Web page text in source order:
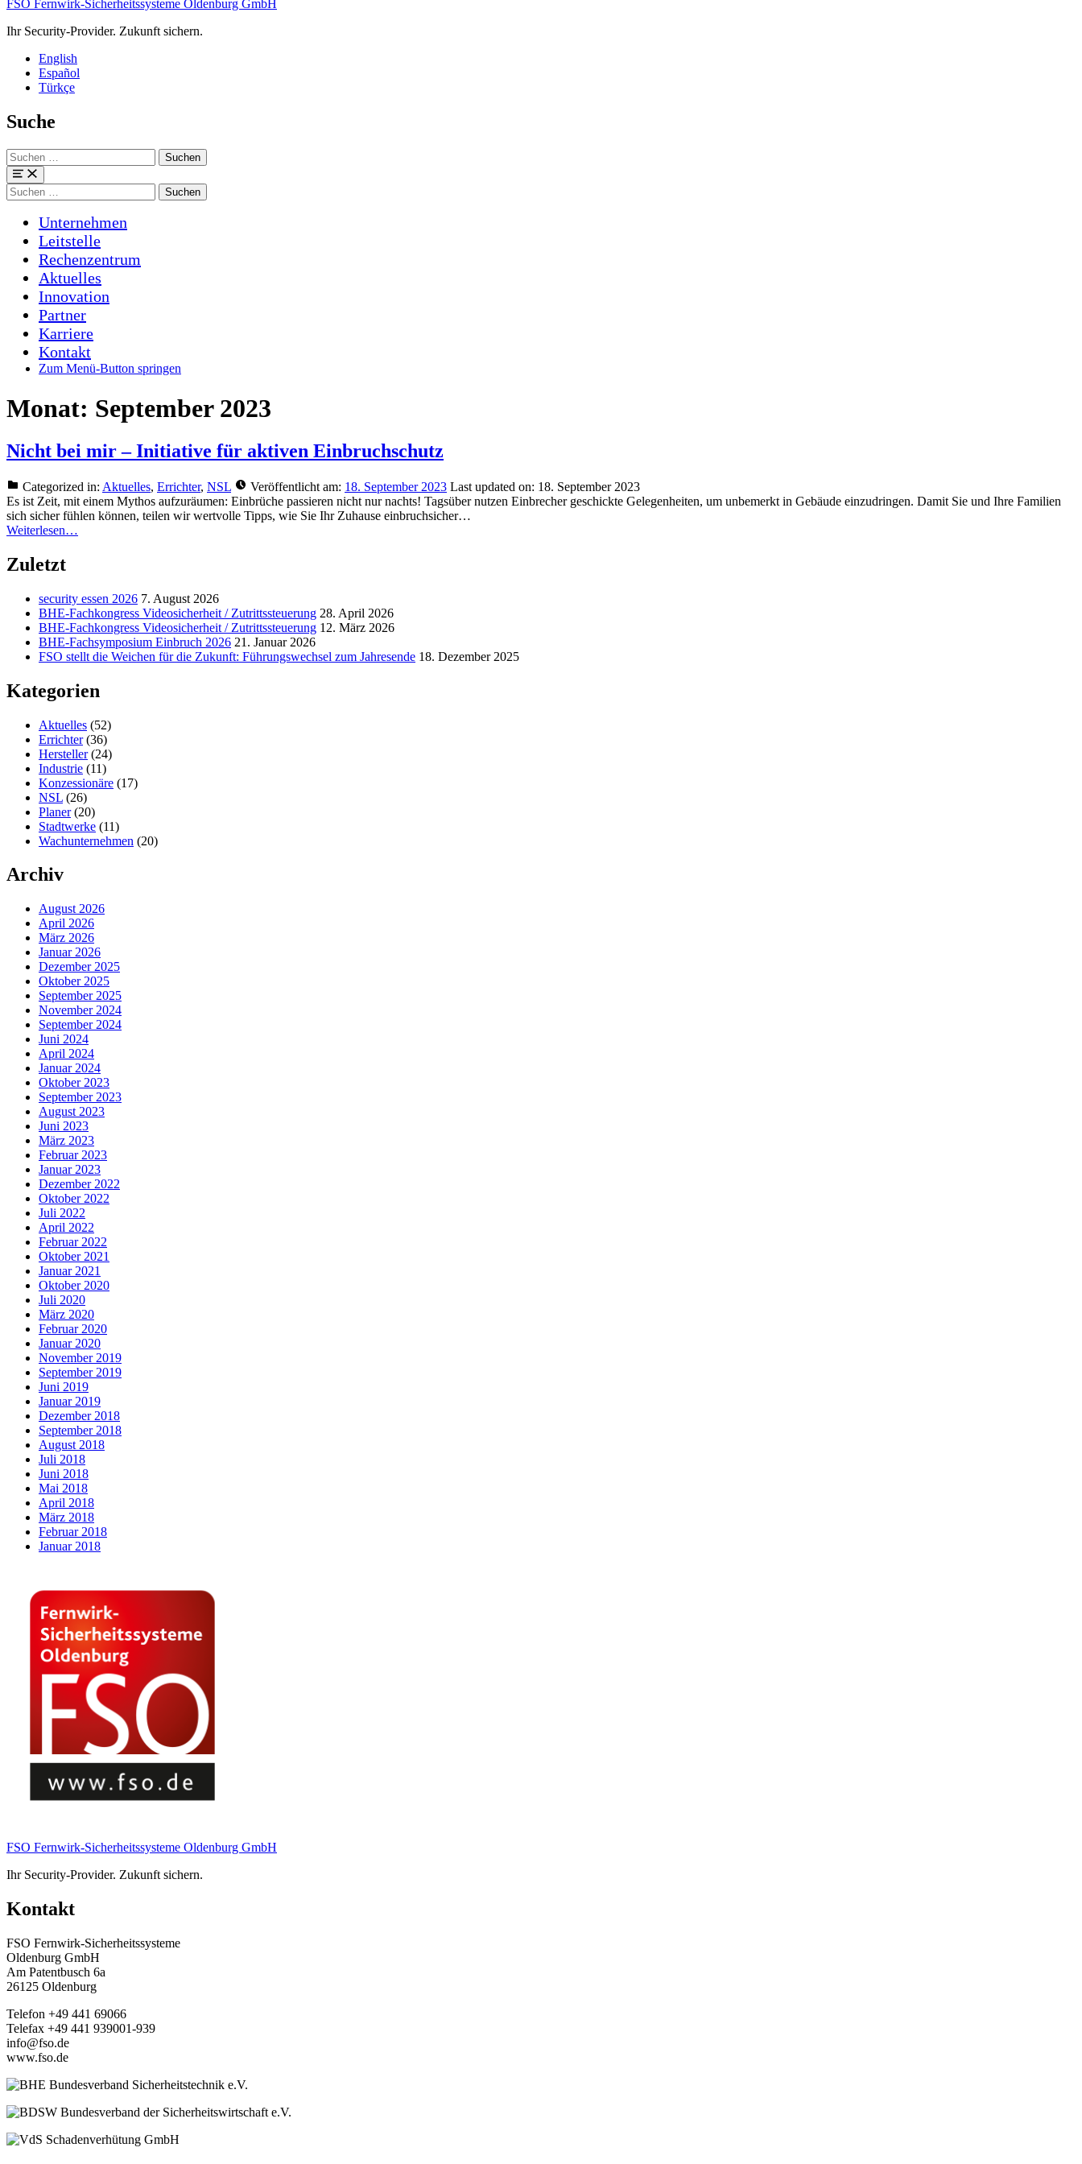
FSO Fernwirk-Sicherheitssysteme Oldenburg GmbH
Ihr Security-Provider. Zukunft sichern.
English
Español
Türkçe
Suche
Suchen
nach:
Menü
Suchen
nach:
Unternehmen
Leitstelle
Rechenzentrum
Aktuelles
Innovation
Partner
Karriere
Kontakt
Zum Menü-Button springen
Monat: September 2023
Nicht bei mir – Initiative für aktiven Einbruchschutz
Categorized in: Aktuelles, Errichter, NSL Veröffentlicht am: 18. September 2023 Last updated on: 18. September 2023
Es ist Zeit, mit einem Mythos aufzuräumen: Einbrüche passieren nicht nur nachts! Tagsüber nutzen Einbrecher geschickte Gelegenheiten, um unbemerkt in Gebäude einzudringen. Damit Sie und Ihre Familien
sich sicher fühlen können, teilen wir wertvolle Tipps, wie Sie Ihr Zuhause einbruchsicher…
Weiterlesen…
Zuletzt
security essen 2026 7. August 2026
BHE-Fachkongress Videosicherheit / Zutrittssteuerung 28. April 2026
BHE-Fachkongress Videosicherheit / Zutrittssteuerung 12. März 2026
BHE-Fachsymposium Einbruch 2026 21. Januar 2026
FSO stellt die Weichen für die Zukunft: Führungswechsel zum Jahresende 18. Dezember 2025
Kategorien
Aktuelles (52)
Errichter(36)
Hersteller(24)
Industrie (11)
Konzessionäre (17)
NSL (26)
Planer(20)
Stadtwerke (11)
Wachunternehmen (20)
Archiv
August 2026
April 2026
März 2026
Januar 2026
Dezember 2025
Oktober 2025
September 2025
November 2024
September 2024
Juni 2024
April 2024
Januar 2024
Oktober 2023
September 2023
August 2023
Juni 2023
März 2023
Februar 2023
Januar 2023
Dezember 2022
Oktober 2022
Juli 2022
April 2022
Februar 2022
Oktober 2021
Januar 2021
Oktober 2020
Juli 2020
März 2020
Februar 2020
Januar 2020
November 2019
September 2019
Juni 2019
Januar 2019
Dezember 2018
September 2018
August 2018
Juli 2018
Juni 2018
Mai 2018
April 2018
März 2018
Februar 2018
Januar 2018
FSO Fernwirk-Sicherheitssysteme Oldenburg GmbH
Ihr Security-Provider. Zukunft sichern.
Kontakt
FSO Fernwirk-Sicherheitssysteme
Oldenburg GmbH
Am Patentbusch 6a
26125 Oldenburg
Telefon +49 441 69066
Telefax +49 441 939001-939
info@fso.de
www.fso.de